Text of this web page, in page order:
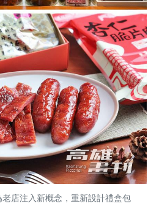
店注入新概念，重新設計禮盒包